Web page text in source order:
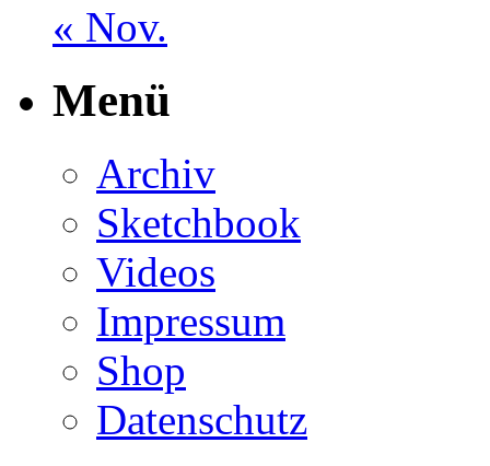
« Nov.
Menü
Archiv
Sketchbook
Videos
Impressum
Shop
Datenschutz